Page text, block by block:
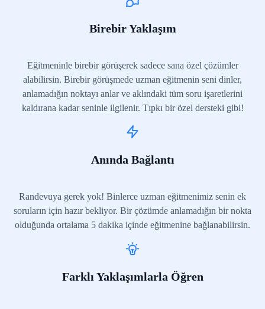
Birebir Yaklaşım
Eğitmeninle birebir görüşerek sadece sana özel çözümler
alabilirsin. Birebir görüşmede uzman eğitmenin seni dinler,
anlamadığın noktayı anlar ve aklındaki tüm soru işaretlerini
kaldırana kadar seninle ilgilenir. Tıpkı bir özel dersteki gibi!
Anında Bağlantı
Randevuya gerek yok! Binlerce uzman eğitmenimiz senin ek
soruların için hazır bekliyor. Bir çözümde anlamadığın bir nokta
olduğunda ortalama 5 dakika içinde eğitmenine bağlanabilirsin.
Farklı Yaklaşımlarla Öğren